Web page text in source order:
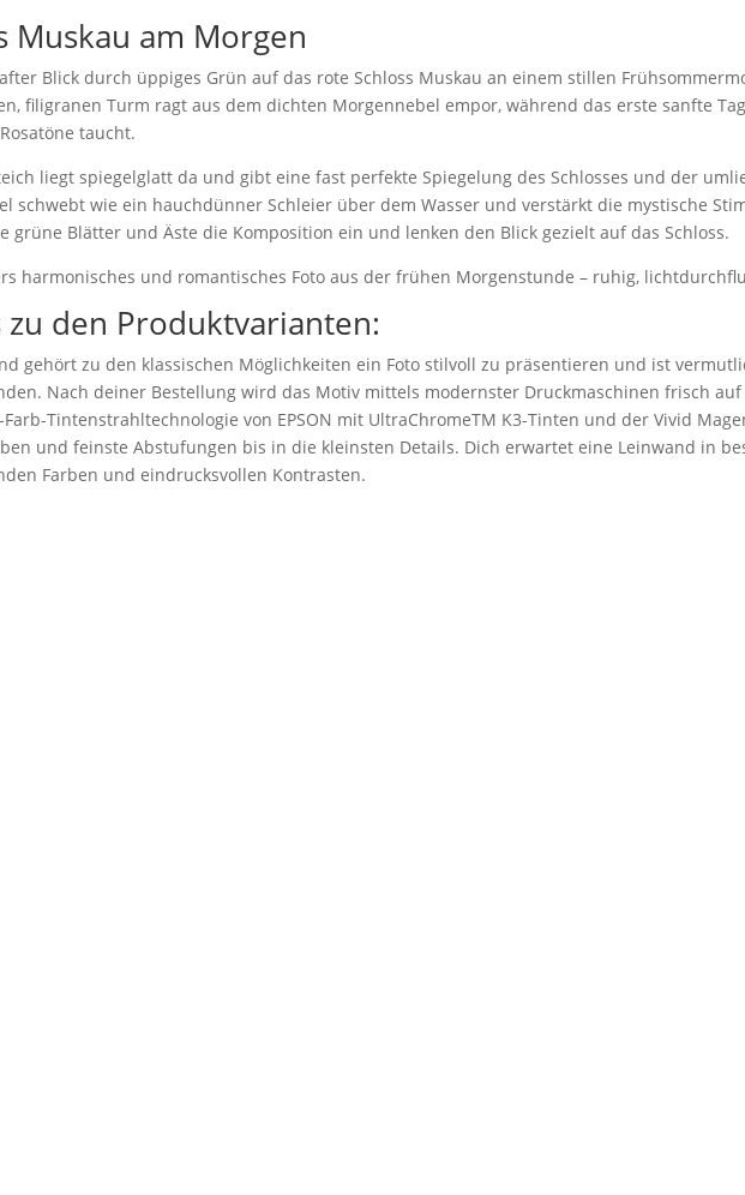
Muskau am Morgen
Blick durch üppiges Grün auf das rote Schloss Muskau an einem stillen
filigranen Turm ragt aus dem dichten Morgennebel empor, während das erste sanfte
taucht.
liegt spiegelglatt da und gibt eine fast perfekte Spiegelung des Schlosses und der
schwebt wie ein hauchdünner Schleier über dem Wasser und verstärkt die mystische
grüne Blätter und Äste die Komposition ein und lenken den Blick gezielt auf das Schloss.
harmonisches und romantisches Foto aus der frühen Morgenstunde – ruhig,
zu den Produktvarianten:
gehört zu den klassischen Möglichkeiten ein Foto stilvoll zu präsentieren und ist
Nach deiner Bestellung wird das Motiv mittels modernster Druckmaschinen frisch
Tintenstrahltechnologie von EPSON mit UltraChromeTM K3-Tinten und der Vivid
und feinste Abstufungen bis in die kleinsten Details. Dich erwartet eine Leinwand in
Farben und eindrucksvollen Kontrasten.